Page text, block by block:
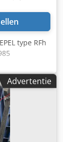
type RFh
in gietijzer
MK 5
van de
van de
spilneus en
950 mm
mm
Advertentie